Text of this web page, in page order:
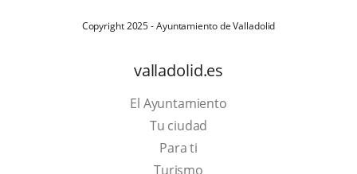
Copyright 2025 - Ayuntamiento de Valladolid
valladolid.es
El Ayuntamiento
Tu ciudad
Para ti
TurismoEste